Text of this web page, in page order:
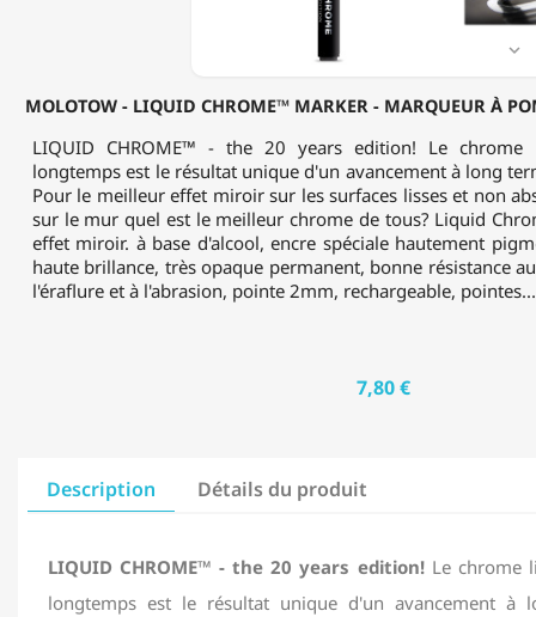
2MM
MOLOTOW - LIQUID CHROME™ MARKER - MARQUEUR À

LIQUID CHROME™ - the 20 years edition! Le chrome
longtemps est le résultat unique d'un avancement à long
Pour le meilleur effet miroir sur les surfaces lisses et non
sur le mur quel est le meilleur chrome de tous? Liquid
effet miroir. à base d'alcool, encre spéciale hautement
haute brillance, très opaque permanent, bonne résistance
l'éraflure et à l'abrasion, pointe 2mm, rechargeable, pointes...
7,80 €
Description Détails du produit
LIQUID CHROME™ - the 20 years edition!Le chrome
longtemps est le résultat unique d'un avancement à